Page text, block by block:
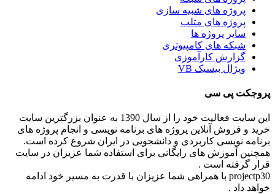
پروژه های شبیه سازی
پروژه های متلب
سایر پروژه ها
شبکه های کامپیوتری
گزارش کارآموزی
ویژال بیسیک VB
پروجکت پی سی
این سایت فعالیت خود را از سال 1390 به عنوان بزرگترین سایت
خرید و فروش آنلاین پروژه های برنامه نویسی و انجام پروژه های
برنامه نویسی کاربردی و دانشجویی در ایران شروع کرده است.
همچنین آموزش های رایگانی برای استفاده شما عزیزان در سایت
قرار گرفته است .
projectp30 با همراهی شما عزیزان با قدرت به مسیر خود ادامه
خواهد داد .